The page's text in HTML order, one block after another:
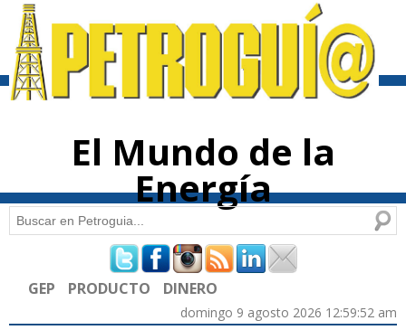
contenido
El Mundo de la
Energía
Formulario de búsqueda
Buscar
GEP PRODUCTO DINERO
domingo 9 agosto 2026 12:59:52 am